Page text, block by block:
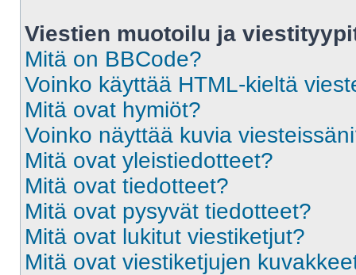
Viestien muotoilu ja
Mitä on BBCode?
Voinko käyttää HTML-kieltä
Mitä ovat hymiöt?
Voinko näyttää kuvia
Mitä ovat yleistiedotteet?
Mitä ovat tiedotteet?
Mitä ovat pysyvät tiedotteet?
Mitä ovat lukitut viestiketjut?
Mitä ovat viestiketjujen